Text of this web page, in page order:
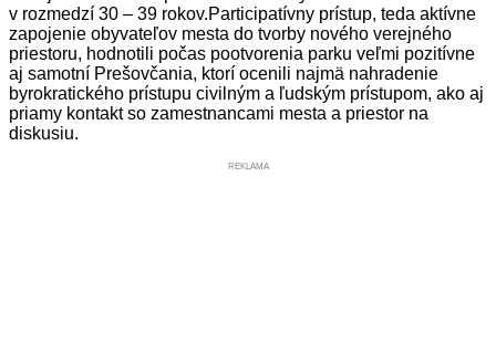
v rozmedzí 30 – 39 rokov.Participatívny prístup, teda aktívne
zapojenie obyvateľov mesta do tvorby nového verejného
priestoru, hodnotili počas pootvorenia parku veľmi pozitívne
aj samotní Prešovčania, ktorí ocenili najmä nahradenie
byrokratického prístupu civilným a ľudským prístupom, ako aj
priamy kontakt so zamestnancami mesta a priestor na
diskusiu.
REKLAMA